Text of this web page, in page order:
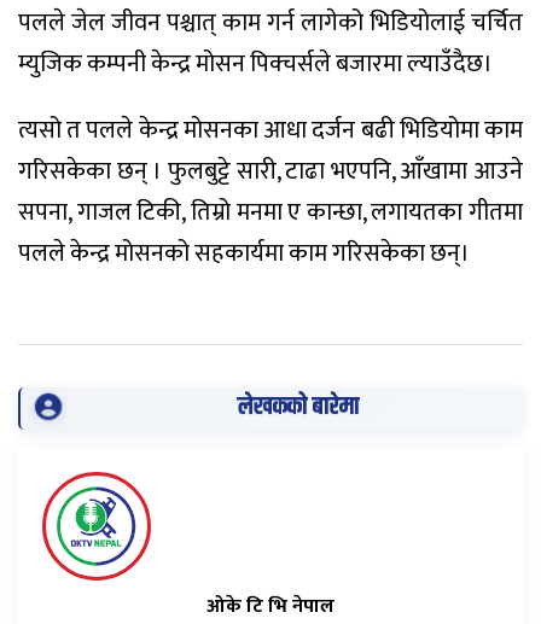
पलले जेल जीवन पश्चात् काम गर्न लागेको भिडियोलाई चर्चित
म्युजिक कम्पनी केन्द्र मोसन पिक्चर्सले बजारमा ल्याउँदैछ।
त्यसो त पलले केन्द्र मोसनका आधा दर्जन बढी भिडियोमा काम
गरिसकेका छन् । फुलबुट्टे सारी, टाढा भएपनि, आँखामा आउने
सपना, गाजल टिकी, तिम्रो मनमा ए कान्छा, लगायतका गीतमा
पलले केन्द्र मोसनको सहकार्यमा काम गरिसकेका छन्।
लेखकको बारेमा
ओके टि भि नेपाल